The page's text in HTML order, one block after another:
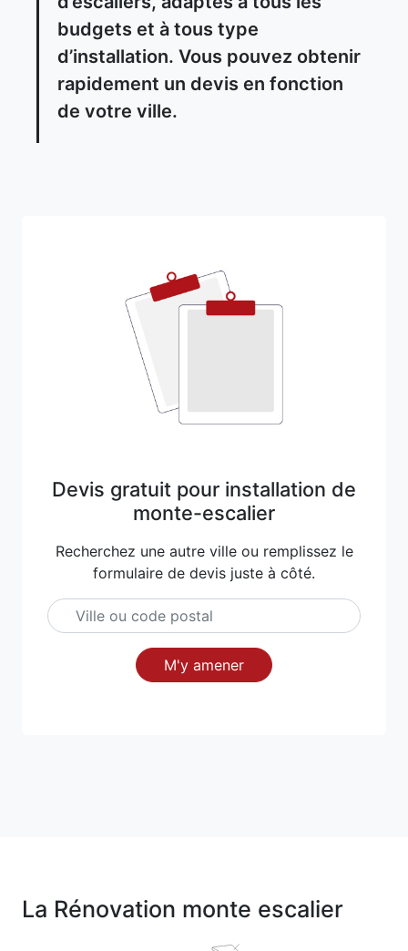
budgets et à tous type
d’installation. Vous pouvez obtenir
rapidement un devis en fonction
de votre ville.
Devis gratuit pour installation de
monte-escalier
Recherchez une autre ville ou remplissez le
formulaire de devis juste à côté.
M'y amener
La Rénovation monte escalier